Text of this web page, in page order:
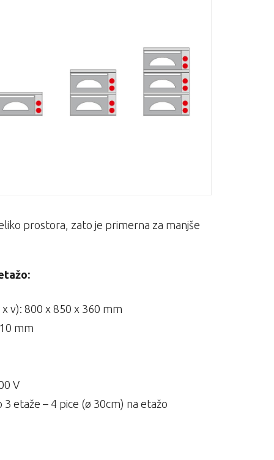
prostora, zato je primerna za manjše
v): 800 x 850 x 360 mm
mm
V
etaže – 4 pice (ø 30cm) na etažo